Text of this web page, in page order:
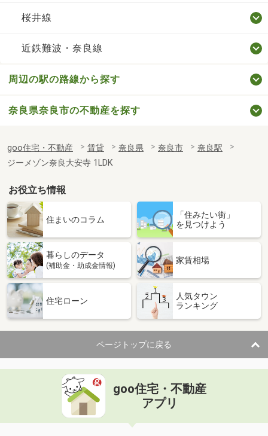
桜井線
近鉄難波・奈良線
周辺の駅の路線から探す
奈良県奈良市の不動産を探す
goo住宅・不動産 賃貸 奈良県 奈良市
奈良駅
ジーメゾン奈良大安寺 1LDK
お役立ち情報
住まいのコラム
「住みたい街」
を見つけよう
暮らしのデータ
(補助金・助成金情報)
家賃相場
住宅ローン
人気タウン
ランキング
ページトップに戻る
goo住宅・不動産
アプリ